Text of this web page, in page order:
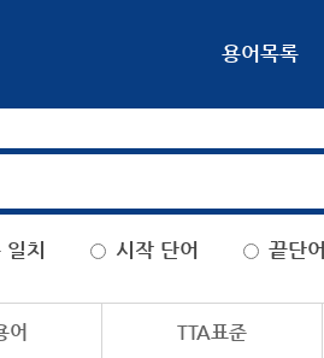
용어목록
치 시작 단어 끝단어
어 TTA표준